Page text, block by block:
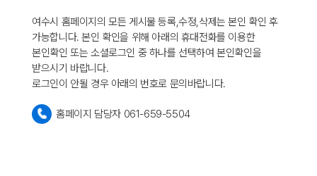
여수시 홈페이지의 모든 게시물 등록,수정,삭제는 본인 확인 후
가능합니다. 본인 확인을 위해 아래의 휴대전화를 이용한
본인확인 또는 소셜로그인 중 하나를 선택하여 본인확인을
받으시기 바랍니다.
로그인이 안될 경우 아래의 번호로 문의바랍니다.
홈페이지 담당자 061-659-5504